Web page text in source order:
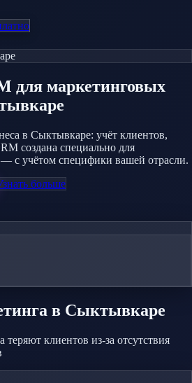
для маркетинговых
в Сыктывкаре: учёт клиентов,
создана специально для
— с учётом специфики вашей отрасли.
больше
в Сыктывкаре
теряют клиентов из-за отсутствия